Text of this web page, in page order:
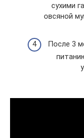
сухими
овсяной
После 3